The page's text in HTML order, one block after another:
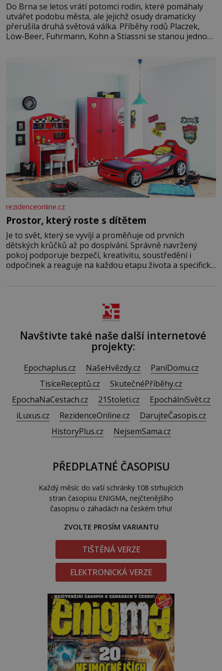
Do Brna se letos vrátí potomci rodin, které pomáhaly
utvářet podobu města, ale jejichž osudy dramaticky
přerušila druhá světová válka. Příběhy rodů Placzek,
Löw-Beer, Fuhrmann, Kohn a Stiassni se stanou jednou
jednoduché. Místa, která si člověk pamatuje z rodinných
rezidenceonline.cz
Prostor, který roste s dítětem
Je to svět, který se vyvíjí a proměňuje od prvních
dětských krůčků až po dospívání. Správně navržený
pokoj podporuje bezpečí, kreativitu, soustředění i
odpočinek a reaguje na každou etapu života a specifické
Navštivte také naše další internetové
projekty:
Epochaplus.cz NašeHvězdy.cz
PaníDomu.cz
TisíceReceptů.cz
SkutečnéPříběhy.cz
EpochaNaCestach.cz
21Stoleti.cz
EpochálníSvět.cz
iLuxus.cz
RezidenceOnline.cz
DarujteČasopis.cz
HistoryPlus.cz
NejsemSama.cz
PŘEDPLATNÉ ČASOPISU
Každý měsíc do vaší schránky 108 strhujících
stran časopisu ENIGMA, nejčtenějšího
časopisu o záhadách na českém trhu!
ZVOLTE PROSÍM VARIANTU
TIŠTĚNÁ VERZE
ELEKTRONICKÁ VERZE